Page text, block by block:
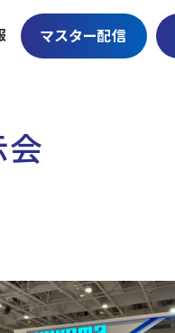
マスター配信
会